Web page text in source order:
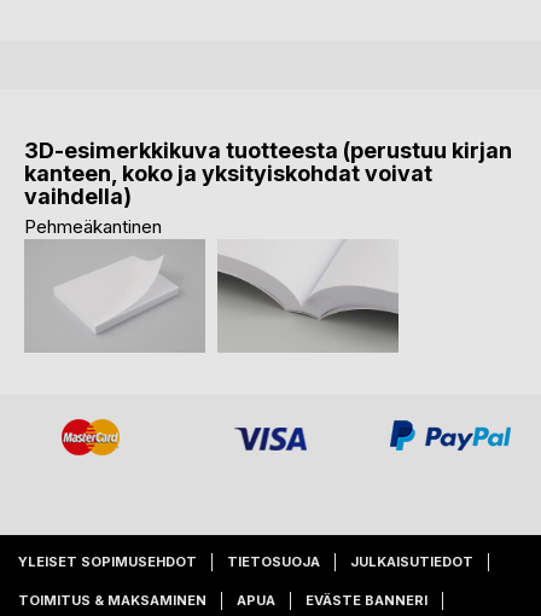
3D-esimerkkikuva tuotteesta (perustuu kirjan
kanteen, koko ja yksityiskohdat voivat
vaihdella)
Pehmeäkantinen
YLEISET SOPIMUSEHDOT TIETOSUOJA JULKAISUTIEDOT
TOIMITUS & MAKSAMINEN APUA EVÄSTE BANNERI